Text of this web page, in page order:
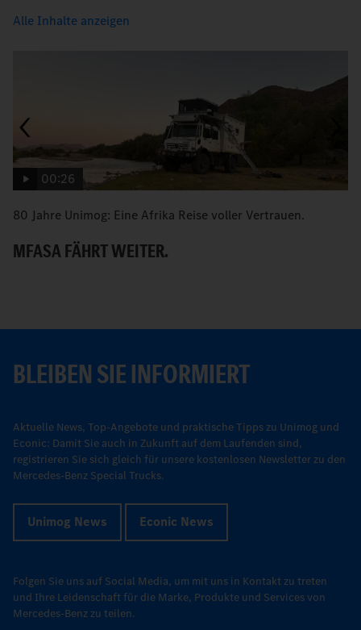
Alle Inhalte anzeigen
00:26
80 Jahre Unimog: Eine Afrika Reise voller Vertrauen.
MFASA FÄHRT WEITER.
BLEIBEN SIE INFORMIERT
Aktuelle News, Top-Angebote und praktische Tipps zu Unimog und
Econic: Damit Sie auch in Zukunft auf dem Laufenden sind,
registrieren Sie sich gleich für unsere kostenlosen Newsletter zu den
Mercedes-Benz Special Trucks.
Unimog News Econic News
Folgen Sie uns auf Social Media, um mit uns in Kontakt zu treten
und Ihre Leidenschaft für die Marke, Produkte und Services von
Mercedes-Benz zu teilen.